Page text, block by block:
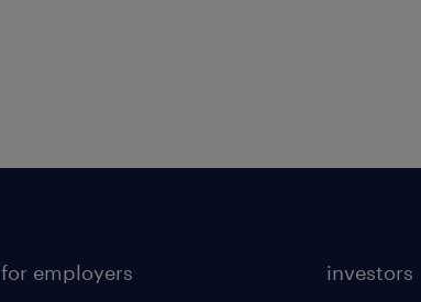
for employers investors